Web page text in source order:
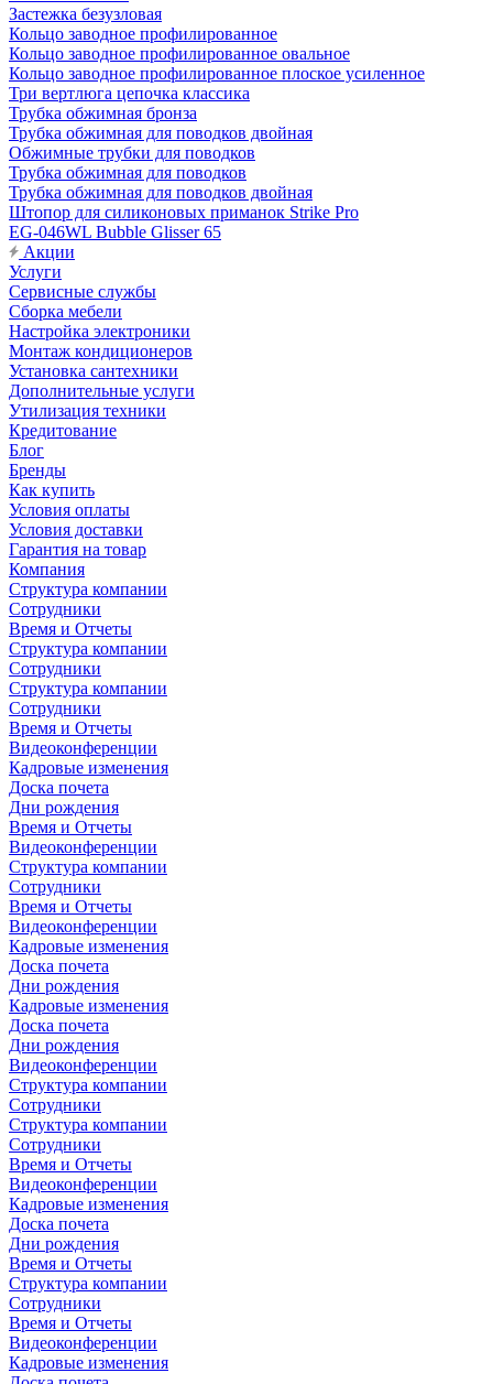
Застежка безузловая
Кольцо заводное профилированное
Кольцо заводное профилированное овальное
Кольцо заводное профилированное плоское усиленное
Три вертлюга цепочка классика
Трубка обжимная бронза
Трубка обжимная для поводков двойная
Обжимные трубки для поводков
Трубка обжимная для поводков
Трубка обжимная для поводков двойная
Штопор для силиконовых приманок Strike Pro
EG-046WL Bubble Glisser 65
Акции
Услуги
Сервисные службы
Сборка мебели
Настройка электроники
Монтаж кондиционеров
Установка сантехники
Дополнительные услуги
Утилизация техники
Кредитование
Блог
Бренды
Как купить
Условия оплаты
Условия доставки
Гарантия на товар
Компания
Структура компании
Сотрудники
Время и Отчеты
Структура компании
Сотрудники
Структура компании
Сотрудники
Время и Отчеты
Видеоконференции
Кадровые изменения
Доска почета
Дни рождения
Время и Отчеты
Видеоконференции
Структура компании
Сотрудники
Время и Отчеты
Видеоконференции
Кадровые изменения
Доска почета
Дни рождения
Кадровые изменения
Доска почета
Дни рождения
Видеоконференции
Структура компании
Сотрудники
Структура компании
Сотрудники
Время и Отчеты
Видеоконференции
Кадровые изменения
Доска почета
Дни рождения
Время и Отчеты
Структура компании
Сотрудники
Время и Отчеты
Видеоконференции
Кадровые изменения